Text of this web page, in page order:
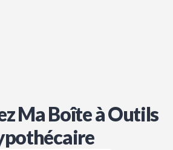
Ma Boîte à Outils